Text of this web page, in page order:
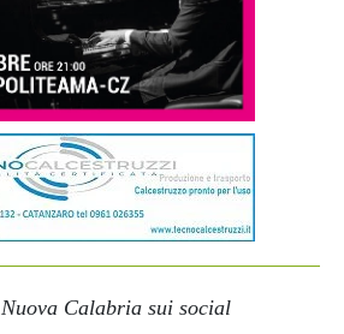
Calabria sui social